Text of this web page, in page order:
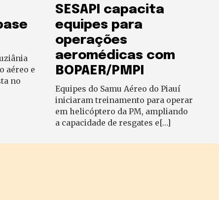
aéreo e
no
SESAPI capacita
equipes para
operações
aeromédicas com
BOPAER/PMPI
Equipes do Samu Aéreo do Piauí
iniciaram treinamento para operar
em helicóptero da PM, ampliando
a capacidade de resgates e[…]